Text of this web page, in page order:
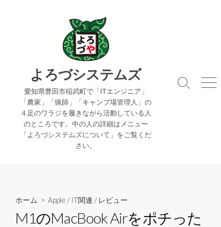
よろづシステムズ
愛知県豊田市稲武町で「ITエンジニア」
「農家」「猟師」「キャンプ場管理人」の
４足のワラジを履きながら活動している人
のところです。中の人の詳細はメニュー
「よろづシステムズについて」をご覧くだ
さい。
検
メ
ホーム > Apple / IT関連 / レビュー
M1のMacBook Airをポチった